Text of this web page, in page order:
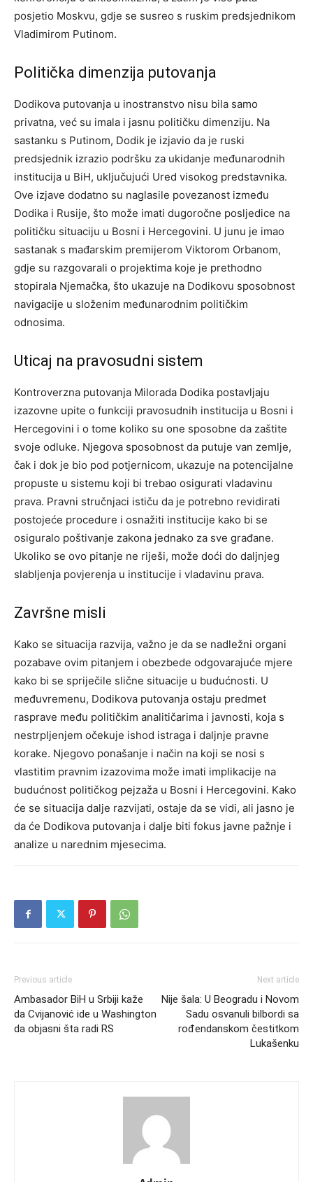
posjetio Moskvu, gdje se susreo s ruskim predsjednikom
Vladimirom Putinom.
Politička dimenzija putovanja
Dodikova putovanja u inostranstvo nisu bila samo
privatna, već su imala i jasnu političku dimenziju. Na
sastanku s Putinom, Dodik je izjavio da je ruski
predsjednik izrazio podršku za ukidanje međunarodnih
institucija u BiH, uključujući Ured visokog predstavnika.
Ove izjave dodatno su naglasile povezanost između
Dodika i Rusije, što može imati dugoročne posljedice na
političku situaciju u Bosni i Hercegovini. U junu je imao
sastanak s mađarskim premijerom Viktorom Orbanom,
gdje su razgovarali o projektima koje je prethodno
stopirala Njemačka, što ukazuje na Dodikovu sposobnost
navigacije u složenim međunarodnim političkim
odnosima.
Uticaj na pravosudni sistem
Kontroverzna putovanja Milorada Dodika postavljaju
izazovne upite o funkciji pravosudnih institucija u Bosni i
Hercegovini i o tome koliko su one sposobne da zaštite
svoje odluke. Njegova sposobnost da putuje van zemlje,
čak i dok je bio pod potjernicom, ukazuje na potencijalne
propuste u sistemu koji bi trebao osigurati vladavinu
prava. Pravni stručnjaci ističu da je potrebno revidirati
postojeće procedure i osnažiti institucije kako bi se
osiguralo poštivanje zakona jednako za sve građane.
Ukoliko se ovo pitanje ne riješi, može doći do daljnjeg
slabljenja povjerenja u institucije i vladavinu prava.
Završne misli
Kako se situacija razvija, važno je da se nadležni organi
pozabave ovim pitanjem i obezbede odgovarajuće mjere
kako bi se spriječile slične situacije u budućnosti. U
međuvremenu, Dodikova putovanja ostaju predmet
rasprave među političkim analitičarima i javnosti, koja s
nestrpljenjem očekuje ishod istraga i daljnje pravne
korake. Njegovo ponašanje i način na koji se nosi s
vlastitim pravnim izazovima može imati implikacije na
budućnost političkog pejzaža u Bosni i Hercegovini. Kako
će se situacija dalje razvijati, ostaje da se vidi, ali jasno je
da će Dodikova putovanja i dalje biti fokus javne pažnje i
analize u narednim mjesecima.
Previous article
Ambasador BiH u Srbiji kaže
da Cvijanović ide u Washington
da objasni šta radi RS
Next article
Nije šala: U Beogradu i Novom
Sadu osvanuli bilbordi sa
rođendanskom čestitkom
Lukašenku